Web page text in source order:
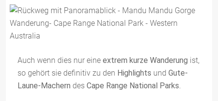
Auch wenn dies nur eine extrem kurze Wanderung ist,
so gehört sie definitiv zu den Highlights und Gute-
Laune-Machern des Cape Range National Parks.